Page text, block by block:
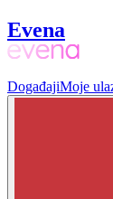
Evena
DogađajiMoje